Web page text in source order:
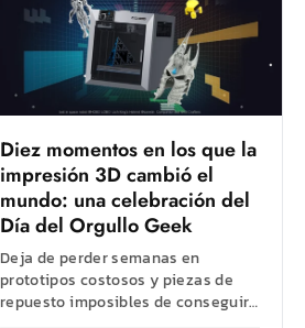
Diez momentos en los que la
impresión 3D cambió el
mundo: una celebración del
Día del Orgullo Geek
Deja de perder semanas en
prototipos costosos y piezas de
repuesto imposibles de conseguir.